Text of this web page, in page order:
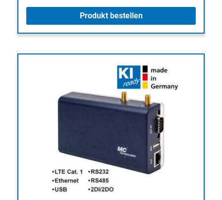
Produkt bestellen